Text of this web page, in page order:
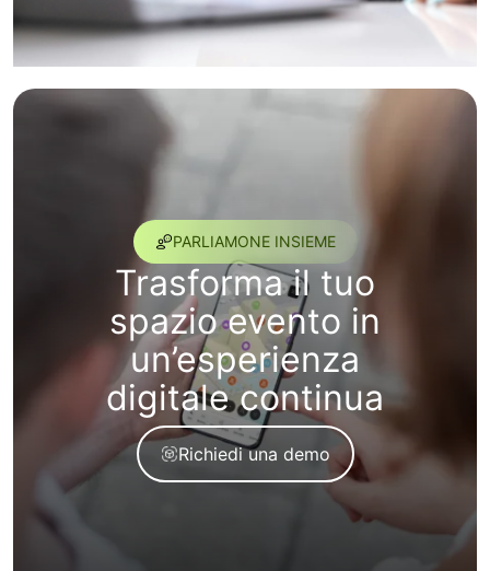
PARLIAMONE INSIEME
Trasforma il tuo
spazio evento in
un’esperienza
digitale continua
Richiedi una demo